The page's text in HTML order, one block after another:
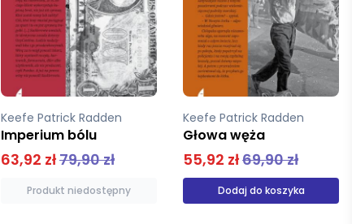
Keefe Patrick Radden
Głowa węża
55,92 zł 69,90 zł
Dodaj do koszyka
Keefe Patrick Radden
Imperium bólu
63,92 zł 79,90 zł
Produkt niedostępny